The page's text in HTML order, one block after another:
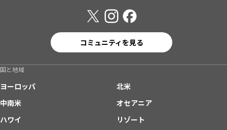
コミュニティを見る
国と地域
ヨーロッパ
北米
中南米
オセアニア
ハワイ
リゾート